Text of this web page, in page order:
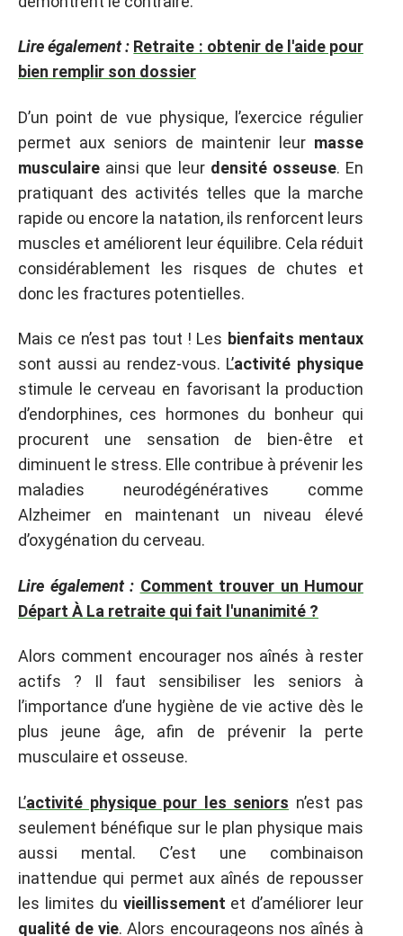
Lire également : Retraite : obtenir de l'aide pour
bien remplir son dossier
D’un point de vue physique, l’exercice régulier
permet aux seniors de maintenir leur masse
musculaire ainsi que leur densité osseuse. En
pratiquant des activités telles que la marche
rapide ou encore la natation, ils renforcent leurs
muscles et améliorent leur équilibre. Cela réduit
considérablement les risques de chutes et
donc les fractures potentielles.
Mais ce n’est pas tout ! Les bienfaits mentaux
sont aussi au rendez-vous. L’activité physique
stimule le cerveau en favorisant la production
d’endorphines, ces hormones du bonheur qui
procurent une sensation de bien-être et
diminuent le stress. Elle contribue à prévenir les
maladies neurodégénératives comme
Alzheimer en maintenant un niveau élevé
d’oxygénation du cerveau.
Lire également : Comment trouver un Humour
Départ À La retraite qui fait l'unanimité ?
Alors comment encourager nos aînés à rester
actifs ? Il faut sensibiliser les seniors à
l’importance d’une hygiène de vie active dès le
plus jeune âge, afin de prévenir la perte
musculaire et osseuse.
L’activité physique pour les seniors n’est pas
seulement bénéfique sur le plan physique mais
aussi mental. C’est une combinaison
inattendue qui permet aux aînés de repousser
les limites du vieillissement et d’améliorer leur
qualité de vie. Alors encourageons nos aînés à